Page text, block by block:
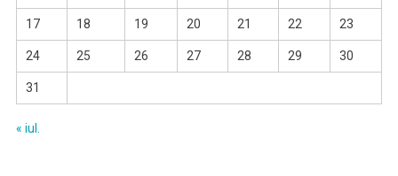
17 18 19 20 21 22 23
24 25 26 27 28 29 30
31
« iul.